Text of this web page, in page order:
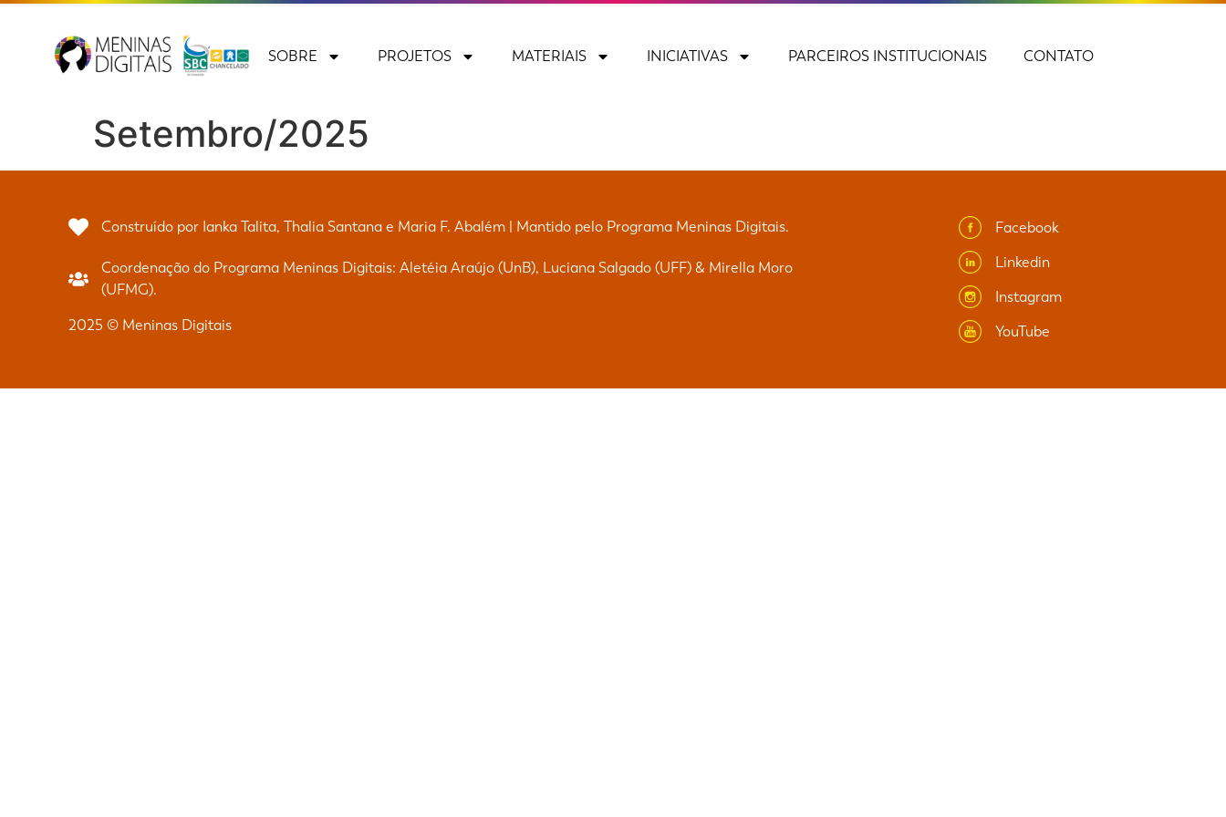
SOBRE PROJETOS MATERIAIS INICIATIVAS PARCEIROS INSTITUCIONAIS CONTATO
Setembro/2025
Construído por Ianka Talita, Thalia Santana e Maria F. Abalém | Mantido pelo Programa Meninas Digitais.
Coordenação do Programa Meninas Digitais: Aletéia Araújo (UnB), Luciana Salgado (UFF) & Mirella Moro
(UFMG).
2025 © Meninas Digitais
Facebook
Linkedin
Instagram
YouTube